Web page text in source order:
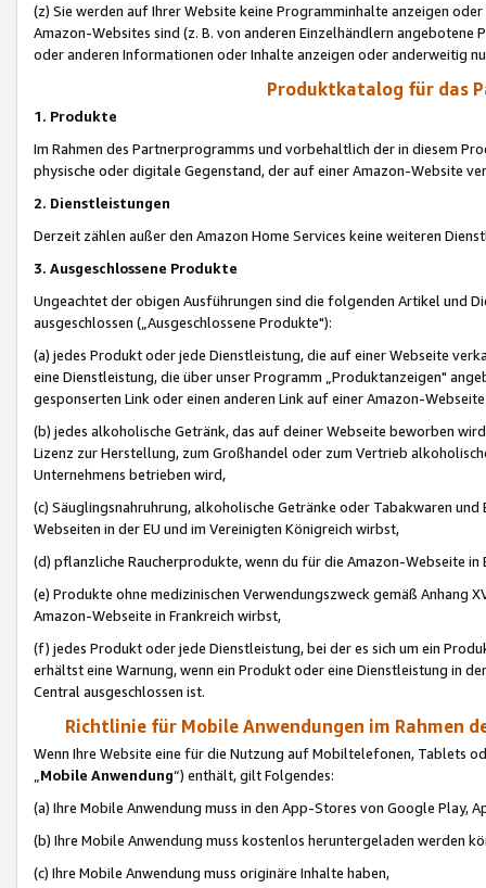
(z) Sie werden auf Ihrer Website keine Programminhalte anzeigen
Amazon-Websites sind (z. B. von anderen Einzelhändlern
oder anderen Informationen oder Inhalte anzeigen oder anderweitig
Produktkatalog für das
1. Produkte
Im Rahmen des Partnerprogramms und vorbehaltlich der in diesem
physische oder digitale Gegenstand, der auf einer Amazon-Website
2. Dienstleistungen
Derzeit zählen außer den Amazon Home Services keine weiteren
3. Ausgeschlossene Produkte
Ungeachtet der obigen Ausführungen sind die folgenden Artikel und
ausgeschlossen („Ausgeschlossene Produkte"):
(a) jedes Produkt oder jede Dienstleistung, die auf einer Webseite
eine Dienstleistung, die über unser Programm „Produktanzeigen"
gesponserten Link oder einen anderen Link auf einer Amazon-
(b) jedes alkoholische Getränk, das auf deiner Webseite beworben
Lizenz zur Herstellung, zum Großhandel oder zum Vertrieb
Unternehmens betrieben wird,
(c) Säuglingsnahruhrung, alkoholische Getränke oder Tabakwaren
Webseiten in der EU und im Vereinigten Königreich wirbst,
(d) pflanzliche Raucherprodukte, wenn du für die Amazon-Webseite in
(e) Produkte ohne medizinischen Verwendungszweck gemäß Anhang
Amazon-Webseite in Frankreich wirbst,
(f) jedes Produkt oder jede Dienstleistung, bei der es sich um ein
erhältst eine Warnung, wenn ein Produkt oder eine Dienstleistung in
Central ausgeschlossen ist.
Richtlinie für Mobile Anwendungen im Rahmen
Wenn Ihre Website eine für die Nutzung auf Mobiltelefonen, Tablets
„Mobile Anwendung“) enthält, gilt Folgendes:
(a) Ihre Mobile Anwendung muss in den App-Stores von Google Play,
(b) Ihre Mobile Anwendung muss kostenlos heruntergeladen werden
(c) Ihre Mobile Anwendung muss originäre Inhalte haben,